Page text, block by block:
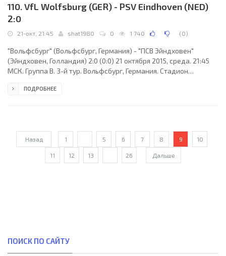
110. VfL Wolfsburg (GER) - PSV Eindhoven (NED)
2:0
21-окт, 21:45 shat1980 0 1 740 (0)
"Вольфсбург" (Вольфсбург, Германия) - "ПСВ Эйндховен"
(Эйндховен, Голландия) 2:0 (0:0) 21 октября 2015, среда. 21:45
МСК. Группа B. 3-й тур. Вольфсбург, Германия. Стадион
Судьи: Альберто Ундиано Мальенко (Памплона, Испания),
Бонфим, Жозуа Гилявоги (Максимилиан
ПОДРОБНЕЕ
Назад 1 5 6 7 8 9 10
11 12 13 26 Дальше
ПОИСК ПО САЙТУ